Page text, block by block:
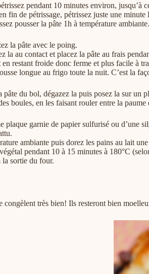
pendant 10 minutes environ,
fin de pétrissage, pétrissez juste une minute
pousser la pâte 1h à température ambiante.
la pâte avec le poing.
la au contact et placez la pâte au frais
restant froide donc ferme et plus facile à
longue au frigo toute la nuit. C’est la
pâte du bol, dégazez la puis posez la sur un
boules, en les faisant rouler entre la
plaque garnie de papier sulfurisé ou d’une
ambiante puis dorez les pains au lait
pendant 10 à 15 minutes à 180°C
sortie du four.
congèlent très bien! Ils resteront bien